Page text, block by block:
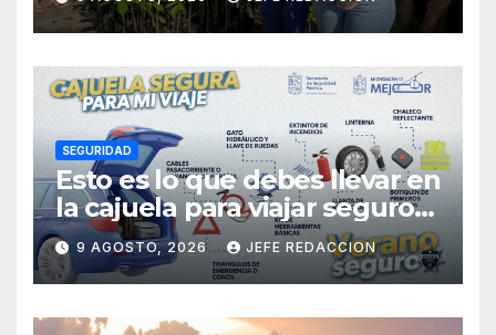
Nacional de Reforestación
SEGURIDAD
Esto es lo que debes llevar en
la cajuela para viajar seguro
por carretera
9 AGOSTO, 2026 JEFE REDACCION